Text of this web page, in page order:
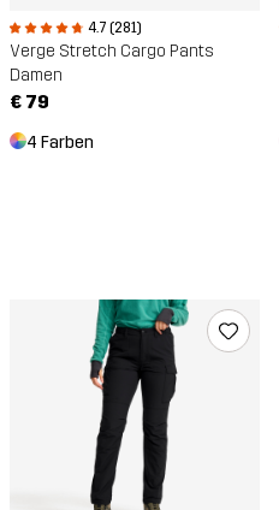
4.7 (281)
Verge Stretch Cargo Pants
Damen
€ 79
4 Farben